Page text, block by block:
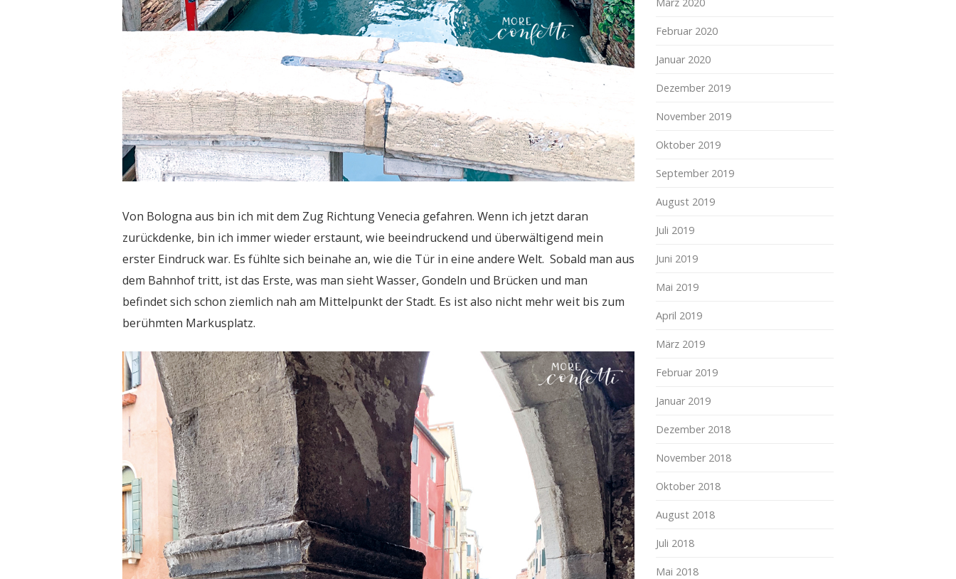
Von Bologna aus bin ich mit dem Zug Richtung Venecia gefahren. Wenn ich jetzt daran
zurückdenke, bin ich immer wieder erstaunt, wie beeindruckend und überwältigend mein
erster Eindruck war. Es fühlte sich beinahe an, wie die Tür in eine andere Welt. Sobald man aus
dem Bahnhof tritt, ist das Erste, was man sieht Wasser, Gondeln und Brücken und man
befindet sich schon ziemlich nah am Mittelpunkt der Stadt. Es ist also nicht mehr weit bis zum
berühmten Markusplatz.
Februar 2020
Januar 2020
Dezember 2019
November 2019
Oktober 2019
September 2019
August 2019
Juli 2019
Juni 2019
Mai 2019
April 2019
März 2019
Februar 2019
Januar 2019
Dezember 2018
November 2018
Oktober 2018
August 2018
Juli 2018
Mai 2018